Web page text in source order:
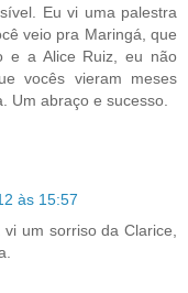
Eu vi uma palestra
veio pra Maringá, que
e a Alice Ruiz, eu não
vocês vieram meses
Um abraço e sucesso.
às 15:57
um sorriso da Clarice,